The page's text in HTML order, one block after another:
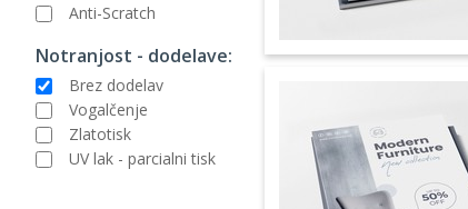
Anti-Scratch
Notranjost - dodelave:
Brez dodelav
Vogalčenje
Zlatotisk
UV lak - parcialni tisk